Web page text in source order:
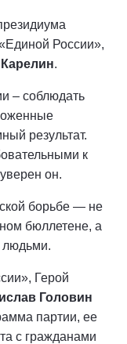
России»,
.
– соблюдать
результат.
к
он.
борьбе — не
бюллетене, а
людьми.
Герой
Головин
партии, ее
с гражданами